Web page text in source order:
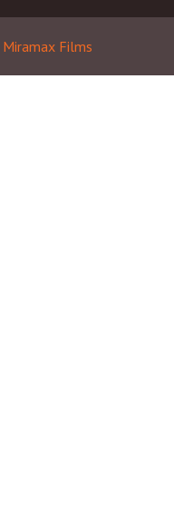
Miramax Films